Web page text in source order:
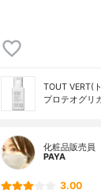
TOUT VERT(
プロテオグリ
化粧品販売員
PAYA
3.00